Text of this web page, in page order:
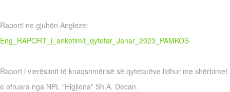
Raporti ne gjuhën Angleze:
Eng_RAPORT_i_anketimit_qytetar_Janar_2023_PAMKOS
Raport i vlerësimit të knaqshmërisë së qytetarëve lidhur me shërbimet
e ofruara nga NPL “Higjiena” Sh.A. Decan.